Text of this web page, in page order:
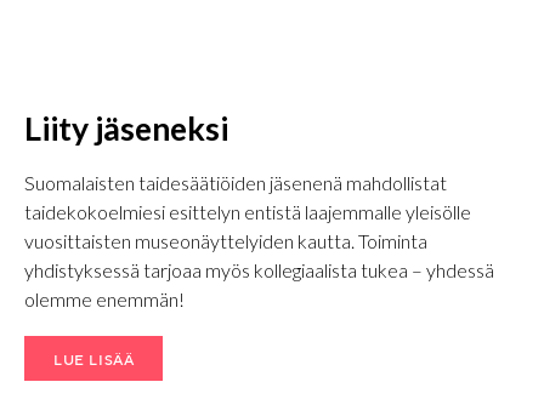
Liity jäseneksi
Suomalaisten taidesäätiöiden jäsenenä mahdollistat
taidekokoelmiesi esittelyn entistä laajemmalle yleisölle
vuosittaisten museonäyttelyiden kautta. Toiminta
yhdistyksessä tarjoaa myös kollegiaalista tukea – yhdessä
olemme enemmän!
LUE LISÄÄ